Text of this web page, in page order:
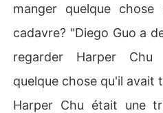
manger quelque
cadavre? "Diego Guo a
regarder Harper
quelque chose qu'il avait
Harper Chu était une